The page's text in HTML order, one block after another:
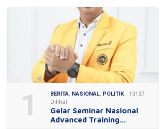
1 BERITA NASIONAL POLITIK
13137
Dilihat
Gelar Seminar Nasional
Advanced Training…